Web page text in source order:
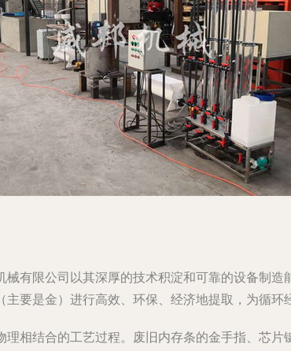
有限公司以其深厚的技术积淀和可靠的设备制
要是金）进行高效、环保、经济地提取，为循环
相结合的工艺过程。废旧内存条的金手指、芯